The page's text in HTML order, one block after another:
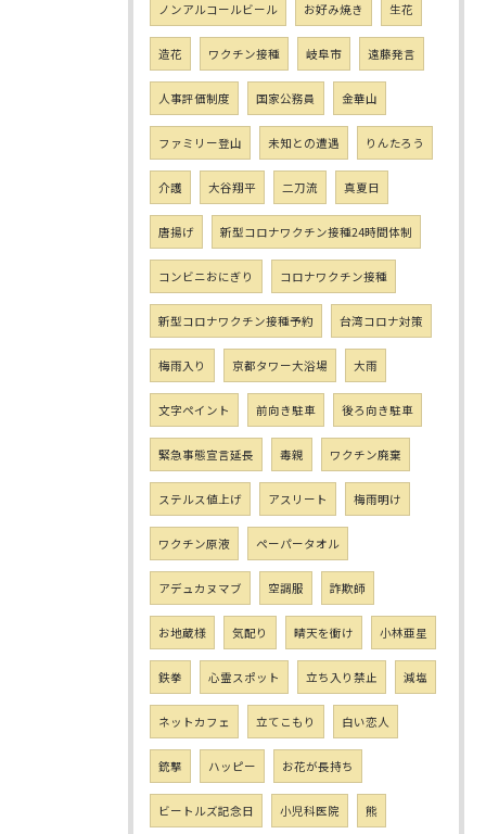
ノンアルコールビール お好み焼き 生花
造花 ワクチン接種 岐阜市 遠藤発言
人事評価制度 国家公務員 金華山
ファミリー登山 未知との遭遇 りんたろう
介護 大谷翔平 二刀流 真夏日
唐揚げ 新型コロナワクチン接種24時間体制
コンビニおにぎり コロナワクチン接種
新型コロナワクチン接種予約 台湾コロナ対策
梅雨入り 京都タワー大浴場 大雨
文字ペイント 前向き駐車 後ろ向き駐車
緊急事態宣言延長 毒親 ワクチン廃棄
ステルス値上げ アスリート 梅雨明け
ワクチン原液 ペーパータオル
アデュカヌマブ 空調服 詐欺師
お地蔵様 気配り 晴天を衝け 小林亜星
鉄拳 心霊スポット 立ち入り禁止 減塩
ネットカフェ 立てこもり 白い恋人
銃撃 ハッピー お花が長持ち
ビートルズ記念日 小児科医院 熊